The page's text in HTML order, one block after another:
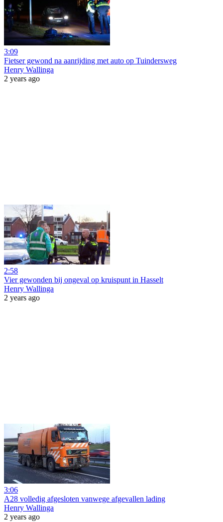
3:09
Fietser gewond na aanrijding met auto op Tuindersweg
Henry Wallinga
2 years ago
2:58
Vier gewonden bij ongeval op kruispunt in Hasselt
Henry Wallinga
2 years ago
3:06
A28 volledig afgesloten vanwege afgevallen lading
Henry Wallinga
2 years ago